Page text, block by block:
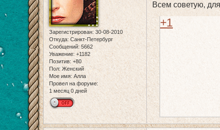
Зарегистрирован: 30-08-2010
Откуда: Санкт-Петербург
Сообщений:5662
Уважение: +1182
Позитив: +80
Пол: Женский
Мое имя: Алла
Провел на форуме:
1 месяц 0 дней
Всем советую,
+1